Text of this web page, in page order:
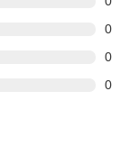
0
0
0